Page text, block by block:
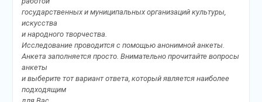
государственных и муниципальных организаций культуры,
искусства
и народного творчества.
Исследование проводится с помощью анонимной анкеты.
Анкета заполняется просто. Внимательно прочитайте вопросы
анкеты
и выберите тот вариант ответа, который является наиболее
подходящим